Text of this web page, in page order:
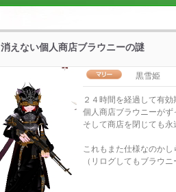
消えない個人商店ブラウニーの謎
黒雪姫
２４時間を経過して有効
個人商店ブラウニーがず
そして商店を閉じても永
これもまた仕様なのかし
（リログしてもブラウ